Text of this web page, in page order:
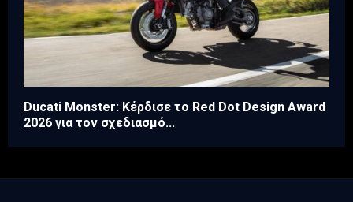
Ducati Monster: Κέρδισε το Red Dot Design Award
2026 για τον σχεδιασμό...